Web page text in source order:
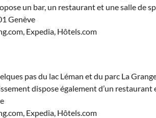
un bar, un restaurant et une salle de
Genève
Expedia, Hôtels.com
pas du lac Léman et du parc La
dispose également d’un restaurant
Expedia, Hôtels.com